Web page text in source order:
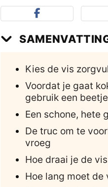
Kies de vis
Voordat je gaat
gebruik een
Een schone, hete
De truc om te
vroeg
Hoe draai je de
Hoe lang moet